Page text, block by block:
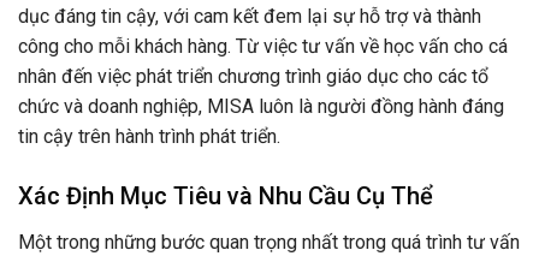
dục đáng tin cậy, với cam kết đem lại sự hỗ trợ và thành
công cho mỗi khách hàng. Từ việc tư vấn về học vấn cho cá
nhân đến việc phát triển chương trình giáo dục cho các tổ
chức và doanh nghiệp, MISA luôn là người đồng hành đáng
tin cậy trên hành trình phát triển.
Xác Định Mục Tiêu và Nhu Cầu Cụ Thể
Một trong những bước quan trọng nhất trong quá trình tư vấn